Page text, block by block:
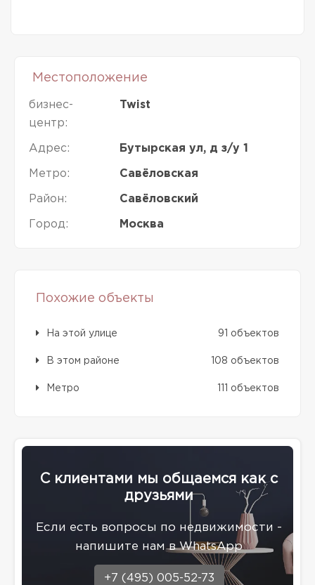
Местоположение
бизнес-
центр:
Twist
Адрес: Бутырская ул, д з/у 1
Метро: Савёловская
Район: Савёловский
Город: Москва
Похожие объекты
На этой улице 91 объектов
В этом районе 108 объектов
Метро 111 объектов
С клиентами мы общаемся как с
друзьями
Eсли есть вопросы по недвижимости -
напишите нам в WhatsApp
+7 (495) 005-52-73